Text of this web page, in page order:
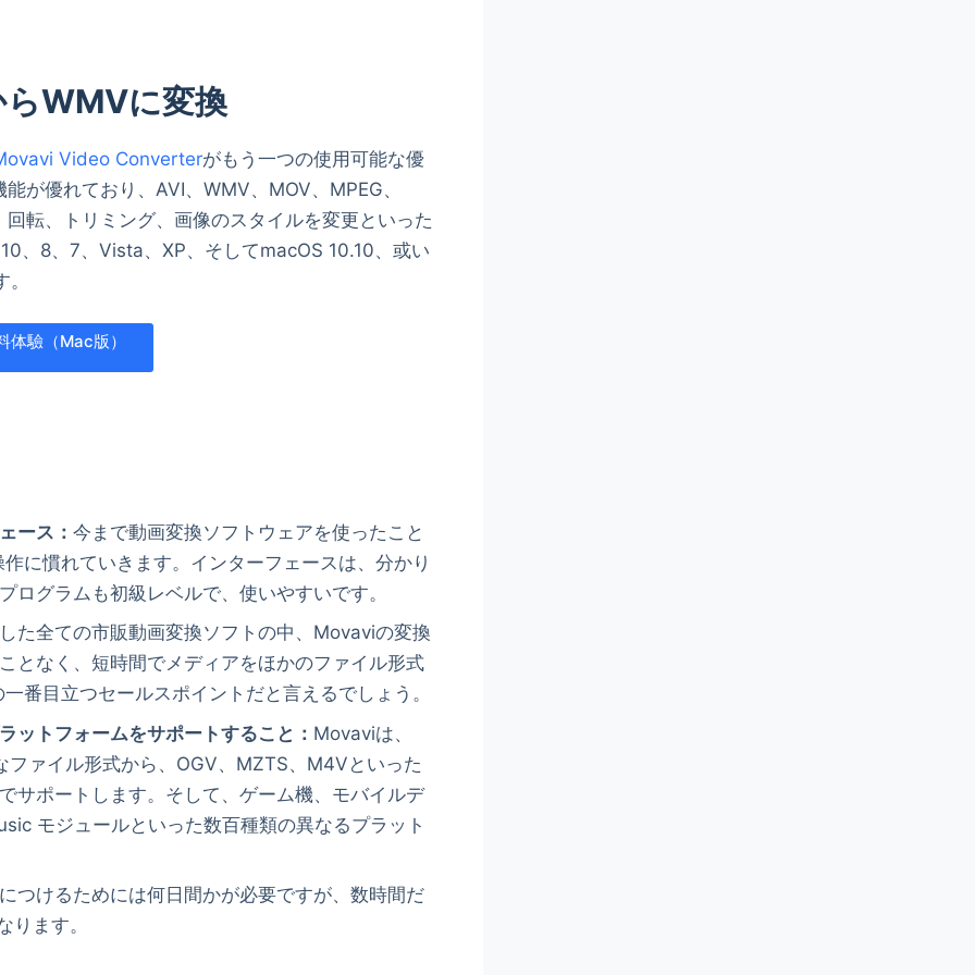
WMVに変換
Video Converterがもう一つの使用可能な優
が優れており、AVI、WMV、MOV、MPEG、
転、トリミング、画像のスタイルを変更といった
、8、7、Vista、XP、そしてmacOS 10.10、或い
体驗（Mac版）
ース： 今まで動画変換ソフトウェアを使ったこと
に慣れていきます。インターフェースは、分かり
ログラムも初級レベルで、使いやすいです。
た全ての市販動画変換ソフトの中、Movaviの変換
となく、短時間でメディアをほかのファイル形式
番目立つセールスポイントだと言えるでしょう。
ットフォームをサポートすること： Movaviは、
ァイル形式から、OGV、MZTS、M4Vといった
サポートします。そして、ゲーム機、モバイルデ
モジュールといった数百種類の異なるプラット
つけるためには何日間かが必要ですが、数時間だ
ます。